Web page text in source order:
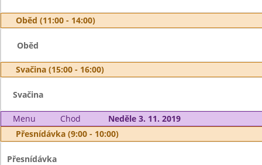
Oběd (11:00 - 14:00)
Oběd
Svačina (15:00 - 16:00)
Svačina
Menu Chod
Neděle 3. 11. 2019
Přesnídávka (9:00 - 10:00)
Přesnídávka